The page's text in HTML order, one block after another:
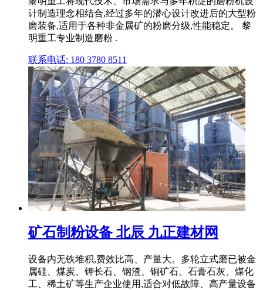
计制造理念相结合,经过多年的潜心设计改进后的大型粉
磨装备,适用于各种非金属矿的粉磨分级,性能稳定。 黎
明重工专业制造磨粉 .
联系电话: 180 3780 8511
矿石制粉设备 北辰 九正建材网
设备内无铁堆积,费效比高、产量大。多轮立式磨已被金
属硅、煤炭、钾长石、钢渣、铜矿石、石膏石灰、煤化
工、稀土矿等生产企业使用,适合对低故障、高产量设备